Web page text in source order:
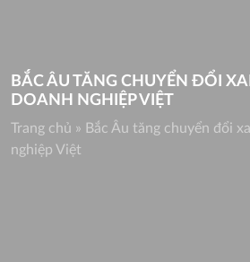
BẮC ÂU TĂNG CHUYỂN ĐỔI
DOANH NGHIỆP VIỆT
Trang chủ » Bắc Âu tăng chuyển đổi
nghiệp Việt